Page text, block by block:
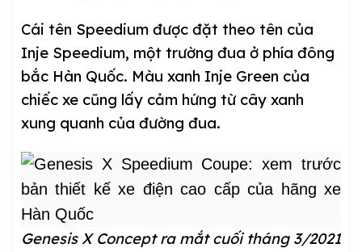
Cái tên Speedium được đặt theo tên của
Inje Speedium, một trường đua ở phía đông
bắc Hàn Quốc. Màu xanh Inje Green của
chiếc xe cũng lấy cảm hứng từ cây xanh
xung quanh của đường đua.
Genesis X Concept ra mắt cuối tháng 3/2021